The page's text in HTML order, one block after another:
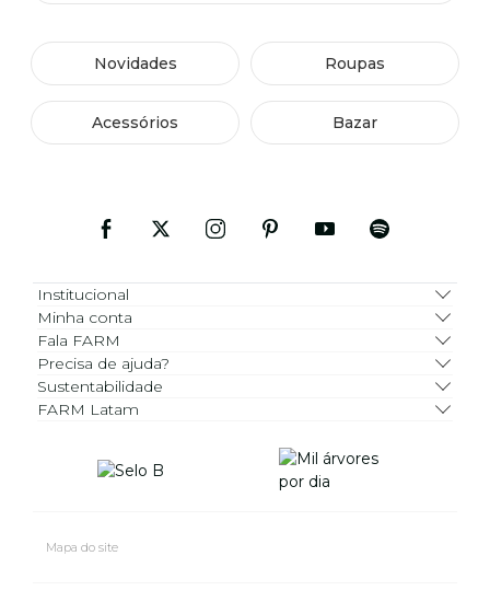
Novidades Roupas
Acessórios Bazar
Institucional
Minha conta
Fala FARM
Precisa de ajuda?
Sustentabilidade
FARM Latam
Mapa do site